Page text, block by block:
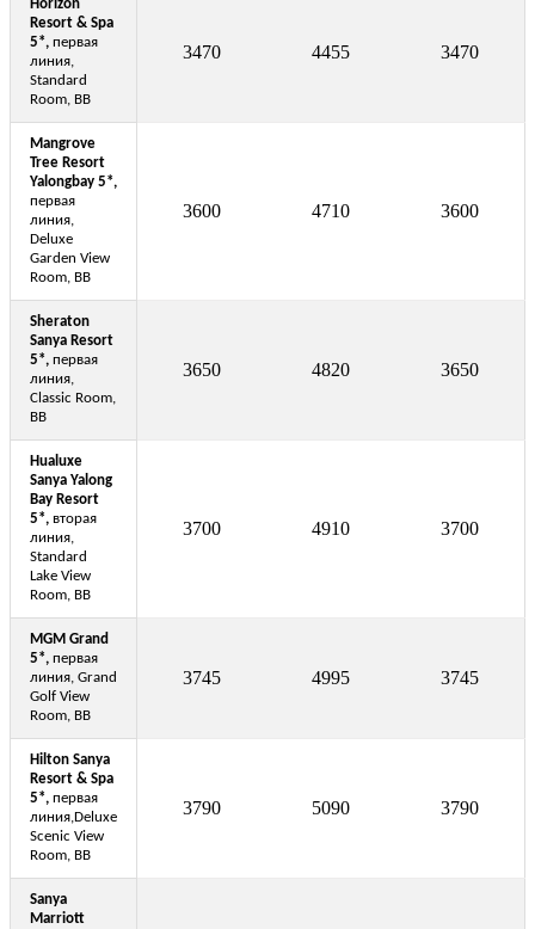
Horizon
Resort & Spa
5*, первая
линия,
Standard
Room, BB
3470 4455 3470
Mangrove
Tree Resort
Yalongbay 5*,
первая
линия,
Deluxe
Garden View
Room, BB
3600 4710 3600
Sheraton
Sanya Resort
5*, первая
линия,
Classic Room,
BB
3650 4820 3650
Hualuxe
Sanya Yalong
Bay Resort
5*, вторая
линия,
Standard
Lake View
Room, BB
3700 4910 3700
MGM Grand
5*, первая
линия, Grand
Golf View
Room, BB
3745 4995 3745
Hilton Sanya
Resort & Spa
5*, первая
линия,Deluxe
Scenic View
Room, BB
3790 5090 3790
Sanya
Marriott